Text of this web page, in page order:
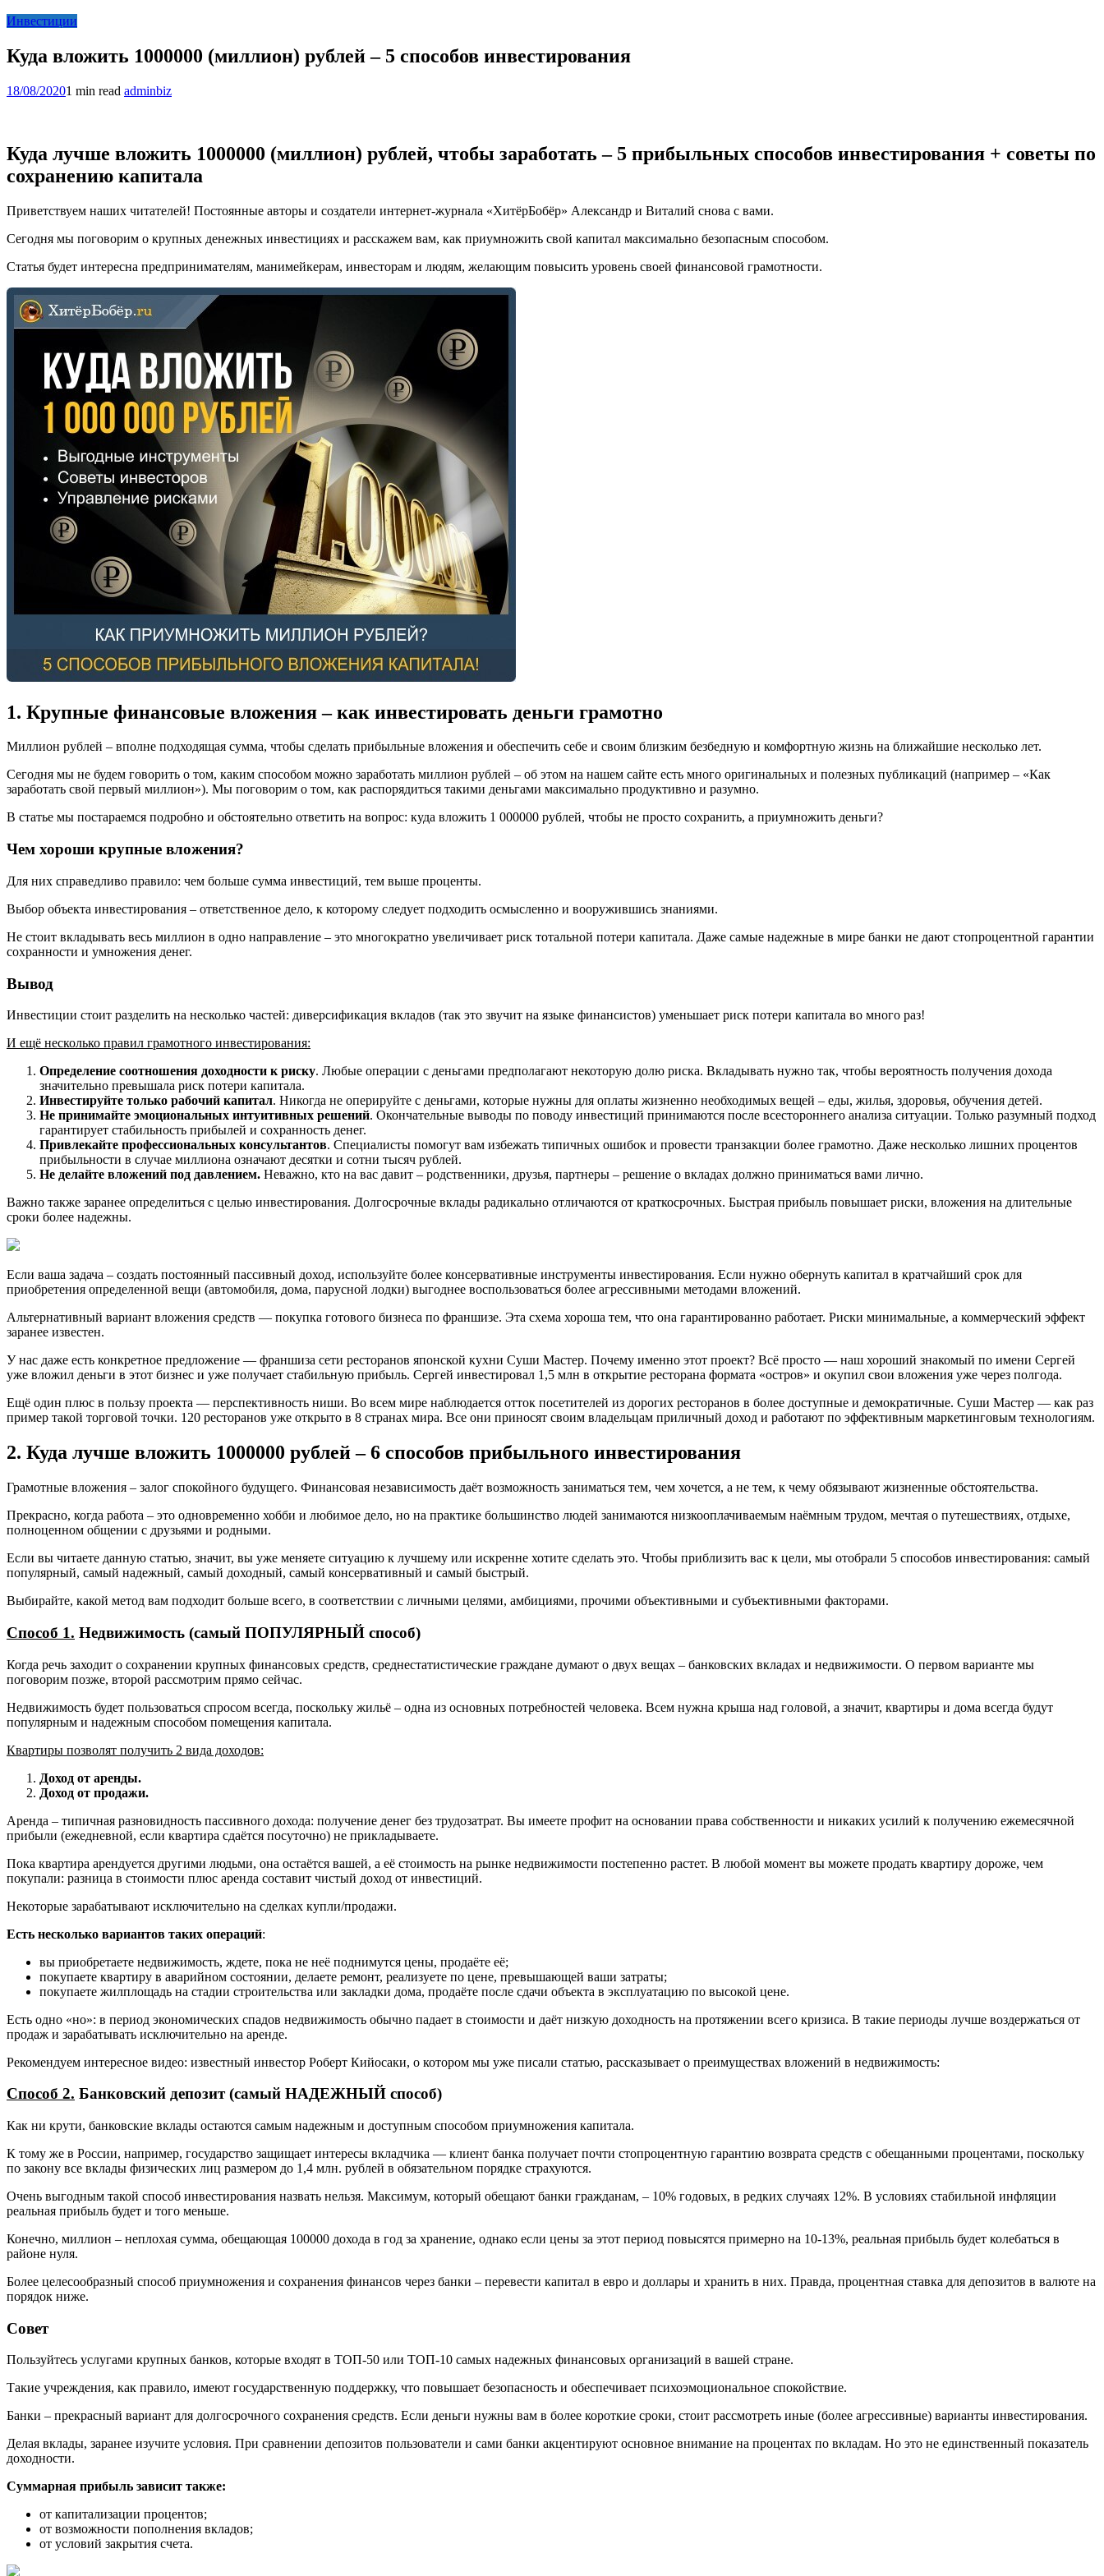
Инвестиции
Куда вложить 1000000 (миллион) рублей – 5 способов инвестирования
18/08/20201 min read adminbiz
Куда лучше вложить 1000000 (миллион) рублей, чтобы заработать – 5 прибыльных способов инвестирования + советы по
сохранению капитала
Приветствуем наших читателей! Постоянные авторы и создатели интернет-журнала «ХитёрБобёр» Александр и Виталий снова с вами.
Сегодня мы поговорим о крупных денежных инвестициях и расскажем вам, как приумножить свой капитал максимально безопасным способом.
Статья будет интересна предпринимателям, манимейкерам, инвесторам и людям, желающим повысить уровень своей финансовой грамотности.
1. Крупные финансовые вложения – как инвестировать деньги грамотно
Миллион рублей – вполне подходящая сумма, чтобы сделать прибыльные вложения и обеспечить себе и своим близким безбедную и комфортную жизнь на ближайшие несколько лет.
Сегодня мы не будем говорить о том, каким способом можно заработать миллион рублей – об этом на нашем сайте есть много оригинальных и полезных публикаций (например – «Как
заработать свой первый миллион»). Мы поговорим о том, как распорядиться такими деньгами максимально продуктивно и разумно.
В статье мы постараемся подробно и обстоятельно ответить на вопрос: куда вложить 1 000000 рублей, чтобы не просто сохранить, а приумножить деньги?
Чем хороши крупные вложения?
Для них справедливо правило: чем больше сумма инвестиций, тем выше проценты.
Выбор объекта инвестирования – ответственное дело, к которому следует подходить осмысленно и вооружившись знаниями.
Не стоит вкладывать весь миллион в одно направление – это многократно увеличивает риск тотальной потери капитала. Даже самые надежные в мире банки не дают стопроцентной гарантии
сохранности и умножения денег.
Вывод
Инвестиции стоит разделить на несколько частей: диверсификация вкладов (так это звучит на языке финансистов) уменьшает риск потери капитала во много раз!
И ещё несколько правил грамотного инвестирования:
Определение соотношения доходности к риску. Любые операции с деньгами предполагают некоторую долю риска. Вкладывать нужно так, чтобы вероятность получения дохода
значительно превышала риск потери капитала.
Инвестируйте только рабочий капитал. Никогда не оперируйте с деньгами, которые нужны для оплаты жизненно необходимых вещей – еды, жилья, здоровья, обучения детей.
Не принимайте эмоциональных интуитивных решений. Окончательные выводы по поводу инвестиций принимаются после всестороннего анализа ситуации. Только разумный подход
гарантирует стабильность прибылей и сохранность денег.
Привлекайте профессиональных консультантов. Специалисты помогут вам избежать типичных ошибок и провести транзакции более грамотно. Даже несколько лишних процентов
прибыльности в случае миллиона означают десятки и сотни тысяч рублей.
Не делайте вложений под давлением. Неважно, кто на вас давит – родственники, друзья, партнеры – решение о вкладах должно приниматься вами лично.
Важно также заранее определиться с целью инвестирования. Долгосрочные вклады радикально отличаются от краткосрочных. Быстрая прибыль повышает риски, вложения на длительные
сроки более надежны.
Если ваша задача – создать постоянный пассивный доход, используйте более консервативные инструменты инвестирования. Если нужно обернуть капитал в кратчайший срок для
приобретения определенной вещи (автомобиля, дома, парусной лодки) выгоднее воспользоваться более агрессивными методами вложений.
Альтернативный вариант вложения средств — покупка готового бизнеса по франшизе. Эта схема хороша тем, что она гарантированно работает. Риски минимальные, а коммерческий эффект
заранее известен.
У нас даже есть конкретное предложение — франшиза сети ресторанов японской кухни Суши Мастер. Почему именно этот проект? Всё просто — наш хороший знакомый по имени Сергей
уже вложил деньги в этот бизнес и уже получает стабильную прибыль. Сергей инвестировал 1,5 млн в открытие ресторана формата «остров» и окупил свои вложения уже через полгода.
Ещё один плюс в пользу проекта — перспективность ниши. Во всем мире наблюдается отток посетителей из дорогих ресторанов в более доступные и демократичные. Суши Мастер — как раз
пример такой торговой точки. 120 ресторанов уже открыто в 8 странах мира. Все они приносят своим владельцам приличный доход и работают по эффективным маркетинговым технологиям.
2. Куда лучше вложить 1000000 рублей – 6 способов прибыльного инвестирования
Грамотные вложения – залог спокойного будущего. Финансовая независимость даёт возможность заниматься тем, чем хочется, а не тем, к чему обязывают жизненные обстоятельства.
Прекрасно, когда работа – это одновременно хобби и любимое дело, но на практике большинство людей занимаются низкооплачиваемым наёмным трудом, мечтая о путешествиях, отдыхе,
полноценном общении с друзьями и родными.
Если вы читаете данную статью, значит, вы уже меняете ситуацию к лучшему или искренне хотите сделать это. Чтобы приблизить вас к цели, мы отобрали 5 способов инвестирования: самый
популярный, самый надежный, самый доходный, самый консервативный и самый быстрый.
Выбирайте, какой метод вам подходит больше всего, в соответствии с личными целями, амбициями, прочими объективными и субъективными факторами.
Способ 1. Недвижимость (самый ПОПУЛЯРНЫЙ способ)
Когда речь заходит о сохранении крупных финансовых средств, среднестатистические граждане думают о двух вещах – банковских вкладах и недвижимости. О первом варианте мы
поговорим позже, второй рассмотрим прямо сейчас.
Недвижимость будет пользоваться спросом всегда, поскольку жильё – одна из основных потребностей человека. Всем нужна крыша над головой, а значит, квартиры и дома всегда будут
популярным и надежным способом помещения капитала.
Квартиры позволят получить 2 вида доходов:
Доход от аренды.
Доход от продажи.
Аренда – типичная разновидность пассивного дохода: получение денег без трудозатрат. Вы имеете профит на основании права собственности и никаких усилий к получению ежемесячной
прибыли (ежедневной, если квартира сдаётся посуточно) не прикладываете.
Пока квартира арендуется другими людьми, она остаётся вашей, а её стоимость на рынке недвижимости постепенно растет. В любой момент вы можете продать квартиру дороже, чем
покупали: разница в стоимости плюс аренда составит чистый доход от инвестиций.
Некоторые зарабатывают исключительно на сделках купли/продажи.
Есть несколько вариантов таких операций:
вы приобретаете недвижимость, ждете, пока не неё поднимутся цены, продаёте её;
покупаете квартиру в аварийном состоянии, делаете ремонт, реализуете по цене, превышающей ваши затраты;
покупаете жилплощадь на стадии строительства или закладки дома, продаёте после сдачи объекта в эксплуатацию по высокой цене.
Есть одно «но»: в период экономических спадов недвижимость обычно падает в стоимости и даёт низкую доходность на протяжении всего кризиса. В такие периоды лучше воздержаться от
продаж и зарабатывать исключительно на аренде.
Рекомендуем интересное видео: известный инвестор Роберт Кийосаки, о котором мы уже писали статью, рассказывает о преимуществах вложений в недвижимость:
Способ 2. Банковский депозит (самый НАДЕЖНЫЙ способ)
Как ни крути, банковские вклады остаются самым надежным и доступным способом приумножения капитала.
К тому же в России, например, государство защищает интересы вкладчика — клиент банка получает почти стопроцентную гарантию возврата средств с обещанными процентами, поскольку
по закону все вклады физических лиц размером до 1,4 млн. рублей в обязательном порядке страхуются.
Очень выгодным такой способ инвестирования назвать нельзя. Максимум, который обещают банки гражданам, – 10% годовых, в редких случаях 12%. В условиях стабильной инфляции
реальная прибыль будет и того меньше.
Конечно, миллион – неплохая сумма, обещающая 100000 дохода в год за хранение, однако если цены за этот период повысятся примерно на 10-13%, реальная прибыль будет колебаться в
районе нуля.
Более целесообразный способ приумножения и сохранения финансов через банки – перевести капитал в евро и доллары и хранить в них. Правда, процентная ставка для депозитов в валюте на
порядок ниже.
Совет
Пользуйтесь услугами крупных банков, которые входят в ТОП-50 или ТОП-10 самых надежных финансовых организаций в вашей стране.
Такие учреждения, как правило, имеют государственную поддержку, что повышает безопасность и обеспечивает психоэмоциональное спокойствие.
Банки – прекрасный вариант для долгосрочного сохранения средств. Если деньги нужны вам в более короткие сроки, стоит рассмотреть иные (более агрессивные) варианты инвестирования.
Делая вклады, заранее изучите условия. При сравнении депозитов пользователи и сами банки акцентируют основное внимание на процентах по вкладам. Но это не единственный показатель
доходности.
Суммарная прибыль зависит также:
от капитализации процентов;
от возможности пополнения вкладов;
от условий закрытия счета.